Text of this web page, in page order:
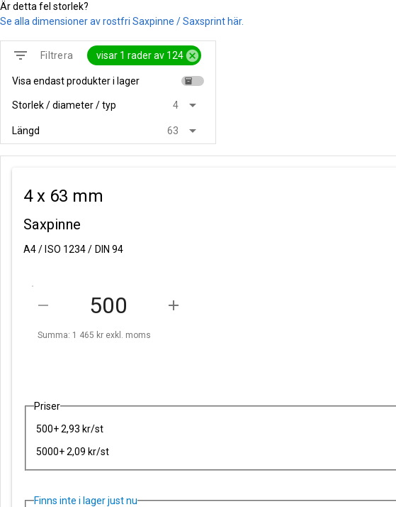
Är detta fel storlek?
Se alla dimensioner av rostfri Saxpinne / Saxsprint här.
filter_list Filtrera visar 1 rader av 124 cancel
Visa endast produkter i lager inventory
Storlek / diameter / typ 4 arrow_drop_down
Längd 63 arrow_drop_down
4 x 63 mm
Saxpinne
A4 / ISO 1234 / DIN 94
remove add
Summa: 1 465 kr exkl. moms
Priser
500+ 2,93 kr/st
5000+ 2,09 kr/st
Finns inte i lager just nu